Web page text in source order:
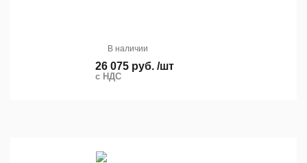
В наличии
26 075 руб. /шт
с НДС